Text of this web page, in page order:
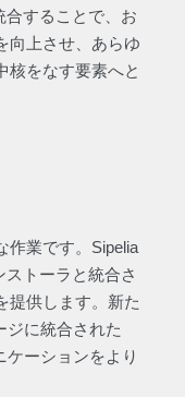
合することで、お
向上させ、あらゆ
核をなす要素へと
作業です。Sipelia
トーラと統合さ
提供します。新た
ジに統合された
ケーションをより